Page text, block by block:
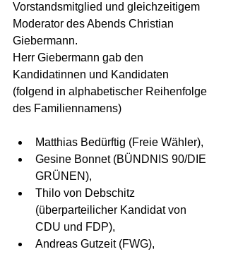
Vorstandsmitglied und gleichzeitigem
Moderator des Abends Christian
Giebermann.
Herr Giebermann gab den
Kandidatinnen und Kandidaten
(folgend in alphabetischer Reihenfolge
des Familiennamens)
Matthias Bedürftig (Freie Wähler),
Gesine Bonnet (BÜNDNIS 90/DIE
GRÜNEN),
Thilo von Debschitz
(überparteilicher Kandidat von
CDU und FDP),
Andreas Gutzeit (FWG),